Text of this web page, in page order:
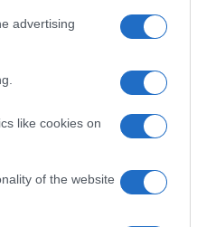
advertising
like cookies on
of the website